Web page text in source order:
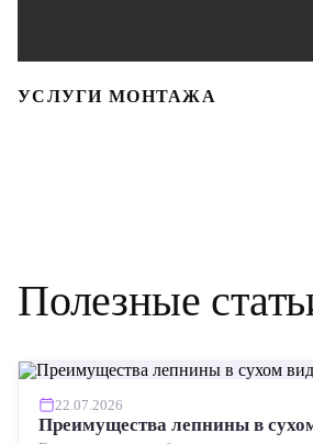
УСЛУГИ МОНТАЖА
Полезные
22.07.2026
Преимущества лепнины в